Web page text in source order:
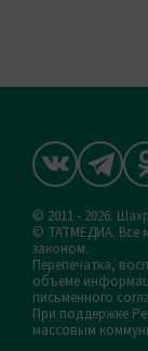
© 2011 - 2026.
© ТАТМЕДИА. Все
законом.
Перепечатка,
объеме
письменного
При поддержке
массовым